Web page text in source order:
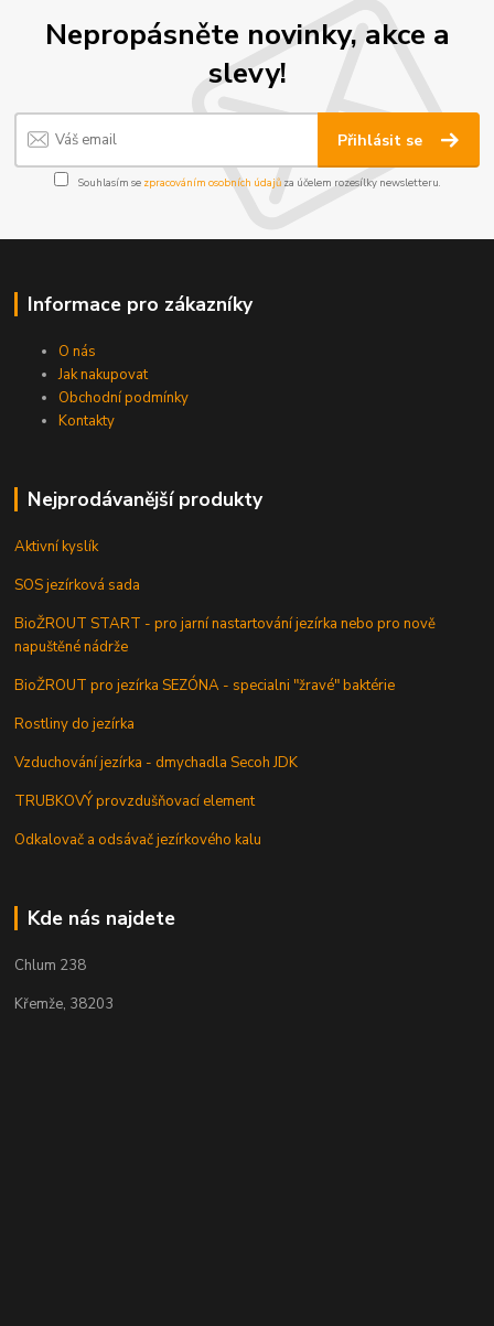
Nepropásněte novinky, akce a
slevy!
Přihlásit se
Souhlasím se zpracováním osobních údajůza účelem rozesílky newsletteru.
Informace pro zákazníky
O nás
Jak nakupovat
Obchodní podmínky
Kontakty
Nejprodávanější produkty
Aktivní kyslík
SOS jezírková sada
BioŽROUT START - pro jarní nastartování jezírka nebo pro nově
napuštěné nádrže
BioŽROUT pro jezírka SEZÓNA - specialni "žravé" baktérie
Rostliny do jezírka
Vzduchování jezírka - dmychadla Secoh JDK
TRUBKOVÝ provzdušňovací element
Odkalovač a odsávač jezírkového kalu
Kde nás najdete
Chlum 238
Křemže, 38203